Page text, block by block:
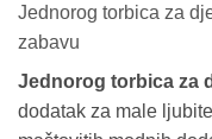
Jednorog torbica za
zabavu
Jednorog torbica za
dodatak za male